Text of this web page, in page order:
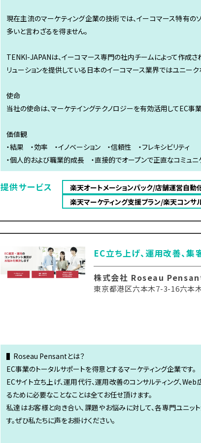
現在主流のマーケティング企業の技術では、イーコマース特有の
多いと言わざるを得ません。
TENKI-JAPANは、イーコマース専門の社内チームによって作成
リューションを提供している日本のイーコマース業界ではユニーク
使命
当社の使命は、マーケテイングテクノロジーを有効活用してEC事
価値観
・結果 ・効率 ・イノベーション ・信頼性 ・フレキシビリティ
・個人的および職業的成長 ・直接的でオープンで正直なコミュニ
提供サービス
楽天オートメーションパック/店舗運営自動
楽天マーケティング支援プラン/楽天コンサ
EC立ち上げ、運用改善、集
株式会社 Roseau
東京都港区六本木7-3-16六本木
▌Roseau Pensantとは？
EC事業のトータルサポートを得意とするマーケティング企業です。
ECサイト立ち上げ、運用代行、運用改善のコンサルティング、
るために必要なことなことは全てお任せ頂けます。
私達はお客様と向き合い、課題やお悩みに対して、各専門ユニッ
す。ぜひ私たちに声をお掛けください。